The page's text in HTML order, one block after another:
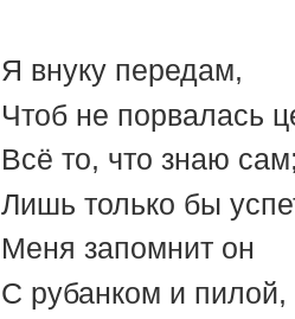
Я внуку передам,
Чтоб не порвалась
Всё то, что знаю
Лишь только бы
Меня запомнит он
С рубанком и пилой,